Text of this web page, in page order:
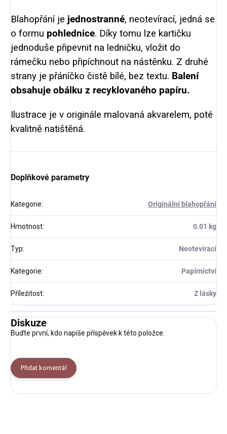
Blahopřání je jednostranné, neotevírací, jedná se
o formu pohlednice. Díky tomu lze kartičku
jednoduše připevnit na ledničku, vložit do
rámečku nebo připíchnout na nástěnku. Z druhé
strany je přáníčko čistě bílé, bez textu. Balení
obsahuje obálku z recyklovaného papíru.
Ilustrace je v originále malovaná akvarelem, poté
kvalitně natištěná.
Doplňkové parametry
Kategorie: Originální blahopřání
Hmotnost: 0.01 kg
Typ: Neotevírací
Kategorie: Papírnictví
Příležitost: Z lásky
Diskuze
Buďte první, kdo napíše příspěvek k této položce.
Přidat komentář